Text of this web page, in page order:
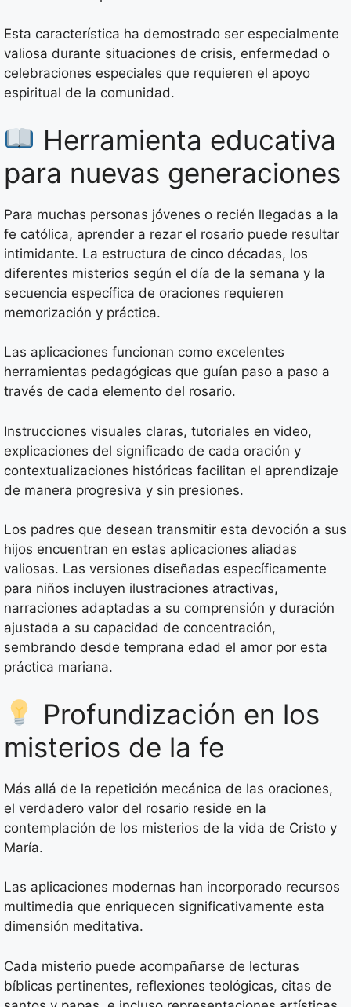
Esta característica ha demostrado ser especialmente
valiosa durante situaciones de crisis, enfermedad o
celebraciones especiales que requieren el apoyo
espiritual de la comunidad.
Herramienta educativa
para nuevas generaciones
Para muchas personas jóvenes o recién llegadas a la
fe católica, aprender a rezar el rosario puede resultar
intimidante. La estructura de cinco décadas, los
diferentes misterios según el día de la semana y la
secuencia específica de oraciones requieren
memorización y práctica.
Las aplicaciones funcionan como excelentes
herramientas pedagógicas que guían paso a paso a
través de cada elemento del rosario.
Instrucciones visuales claras, tutoriales en video,
explicaciones del significado de cada oración y
contextualizaciones históricas facilitan el aprendizaje
de manera progresiva y sin presiones.
Los padres que desean transmitir esta devoción a sus
hijos encuentran en estas aplicaciones aliadas
valiosas. Las versiones diseñadas específicamente
para niños incluyen ilustraciones atractivas,
narraciones adaptadas a su comprensión y duración
ajustada a su capacidad de concentración,
sembrando desde temprana edad el amor por esta
práctica mariana.
Profundización en los
misterios de la fe
Más allá de la repetición mecánica de las oraciones,
el verdadero valor del rosario reside en la
contemplación de los misterios de la vida de Cristo y
María.
Las aplicaciones modernas han incorporado recursos
multimedia que enriquecen significativamente esta
dimensión meditativa.
Cada misterio puede acompañarse de lecturas
bíblicas pertinentes, reflexiones teológicas, citas de